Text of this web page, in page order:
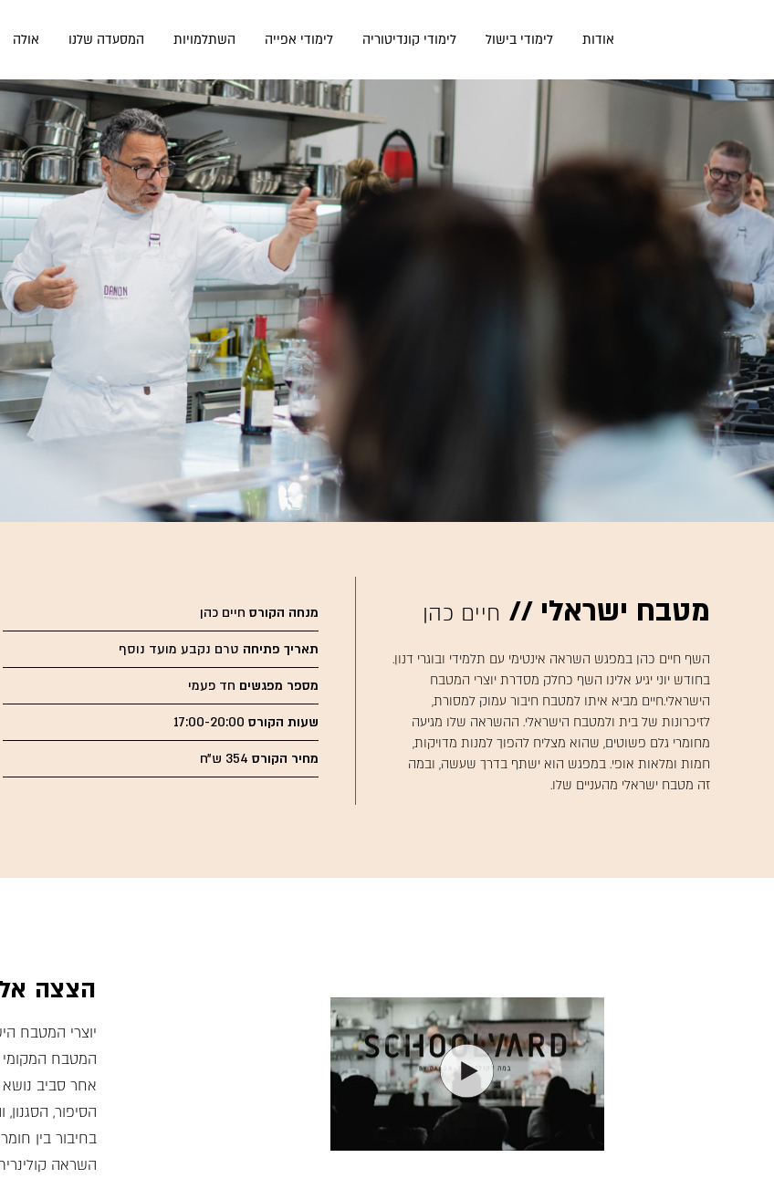
אודות לימודי בישול לימודי קונדיטוריה לימודי אפייה השתלמויות המסעדה שלנו אולה
מטבח ישראלי // חיים כהן
השף חיים כהן במפגש השראה אינטימי עם תלמידי ובוגרי דנון.
בחודש יוני יגיע אלינו השף כחלק מסדרת יוצרי המטבח
הישראלי.חיים מביא איתו למטבח חיבור עמוק למסורת,
לזיכרונות של בית ולמטבח הישראלי. ההשראה שלו מגיעה
מחומרי גלם פשוטים, שהוא מצליח להפוך למנות מדויקות,
חמות ומלאות אופי. במפגש הוא ישתף בדרך שעשה, ובמה
זה מטבח ישראלי מהעניים שלו.
מנחה הקורס חיים כהן
תאריך פתיחה טרם נקבע מועד נוסף
מספר מפגשים חד פעמי
שעות הקורס 17:00-20:00
מחיר הקורס 354 ש״ח
הצצה אל
יוצרי המטבח
המטבח המקומי
אחר סביב
הסיפור,
בחיבור בין
השראה